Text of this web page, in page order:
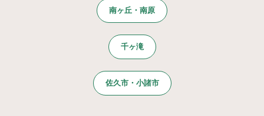
南ヶ丘・南原
千ヶ滝
佐久市・小諸市